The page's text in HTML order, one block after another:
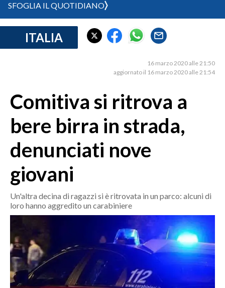
CRONACA SARDEGNA
MEDIO CAMPIDANO
SASSARI E PROVINCIA
GALLURA
NUORO E PROVINCIA
OGLIASTRA
CRONACA
MONDO
POLITICA
SFOGLIA IL QUOTIDIANO
ITALIA
16 marzo 2020 alle 21:50
aggiornato il 16 marzo 2020 alle 21:54
Comitiva si ritrova a
bere birra in strada,
denunciati nove
giovani
Un'altra decina di ragazzi si è ritrovata in un parco: alcuni di
loro hanno aggredito un carabiniere